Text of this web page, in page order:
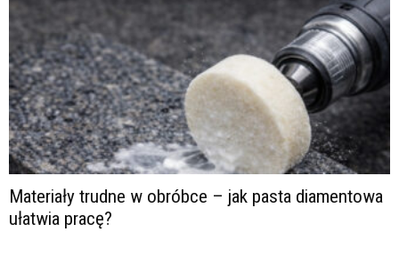
Materiały trudne w obróbce – jak pasta diamentowa
ułatwia pracę?